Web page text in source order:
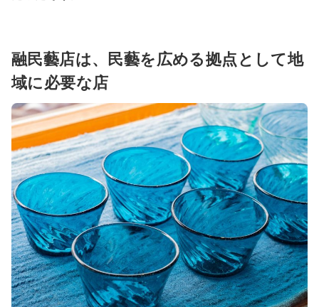
融民藝店は、民藝を広める拠点として地
域に必要な店